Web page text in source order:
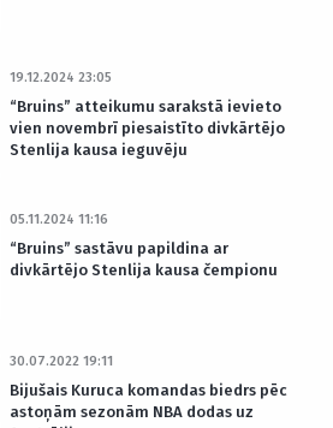
19.12.2024 23:05
“Bruins” atteikumu sarakstā ievieto
vien novembrī piesaistīto divkārtējo
Stenlija kausa ieguvēju
05.11.2024 11:16
“Bruins” sastāvu papildina ar
divkārtējo Stenlija kausa čempionu
30.07.2022 19:11
Bijušais Kuruca komandas biedrs pēc
astoņām sezonām NBA dodas uz